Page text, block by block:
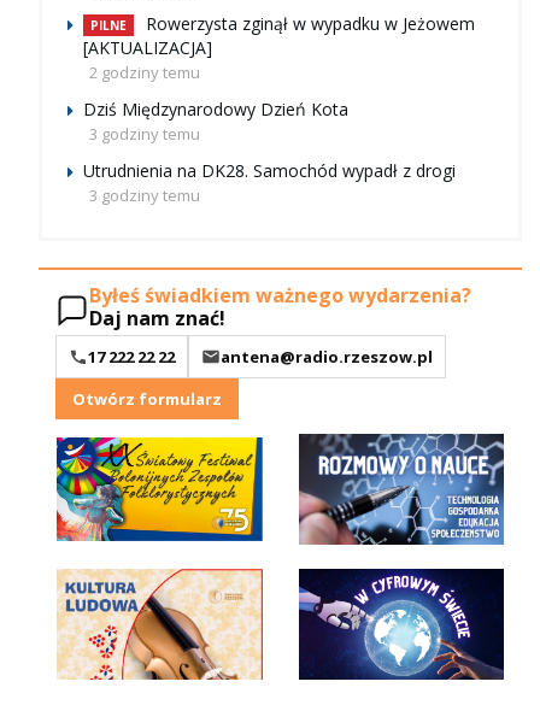
PILNE
Rowerzysta zginął w wypadku w Jeżowem
[AKTUALIZACJA]
2 godziny temu
Dziś Międzynarodowy Dzień Kota
3 godziny temu
Utrudnienia na DK28. Samochód wypadł z drogi
3 godziny temu
Byłeś świadkiem ważnego wydarzenia?
Daj nam znać!
17 222 22 22
antena@radio.rzeszow.pl
Otwórz formularz